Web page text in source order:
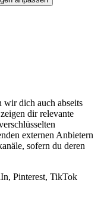
dich auch abseits
dir relevante
externen Anbietern
sofern du deren
Pinterest, TikTok